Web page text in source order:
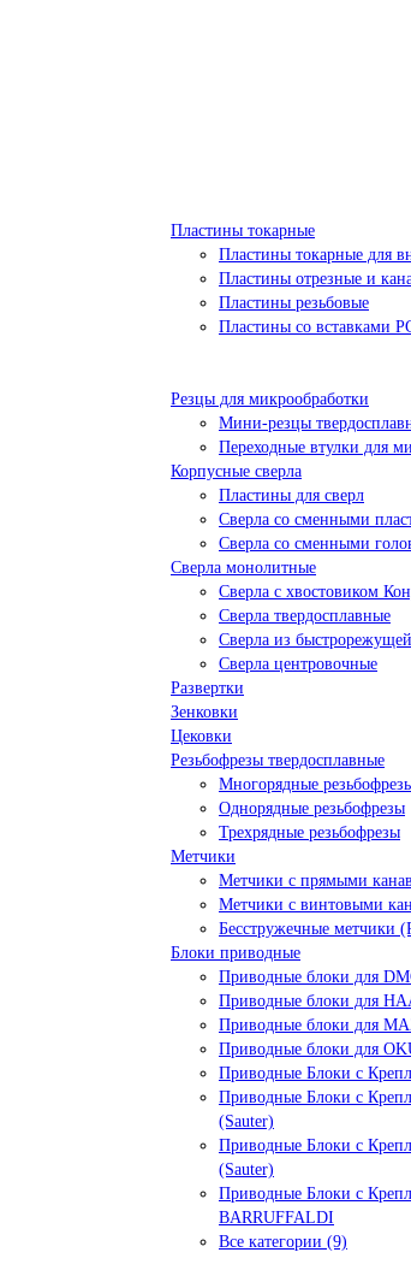
Пластины токарные
Пластины токарные для
Пластины отрезные и
Пластины резьбовые
Пластины со вставками
Резцы для микрообработки
Мини-резцы
Переходные втулки для
Корпусные сверла
Пластины для сверл
Сверла со сменными
Сверла со сменными
Сверла монолитные
Сверла с хвостовиком
Сверла твердосплавные
Сверла из
Сверла центровочные
Развертки
Зенковки
Цековки
Резьбофрезы твердосплавные
Многорядные
Однорядные резьбофрезы
Трехрядные резьбофрезы
Метчики
Метчики с прямыми
Метчики с винтовыми
Бесстружечные метчики
Блоки приводные
Приводные блоки для
Приводные блоки для
Приводные блоки для
Приводные блоки для
Приводные Блоки с
Приводные Блоки с
(Sauter)
Приводные Блоки с
(Sauter)
Приводные Блоки с
BARRUFFALDI
Все категории (9)